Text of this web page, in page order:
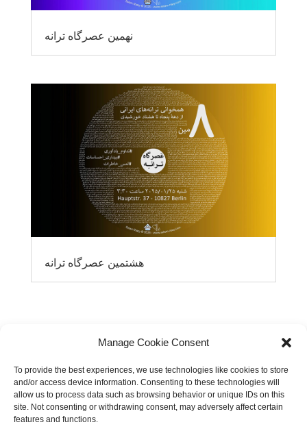
Manage Cookie Consent
To provide the best experiences, we use technologies like cookies to store
and/or access device information. Consenting to these technologies will
allow us to process data such as browsing behavior or unique IDs on this
site. Not consenting or withdrawing consent, may adversely affect certain
features and functions.
نهمین عصرگاه ترانه
هشتمین عصرگاه ترانه